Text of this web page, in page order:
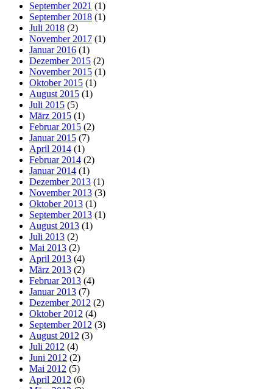
September 2021 (1)
September 2018 (1)
Juli 2018 (2)
November 2017 (1)
Januar 2016 (1)
Dezember 2015 (2)
November 2015 (1)
Oktober 2015 (1)
August 2015 (1)
Juli 2015 (5)
März 2015 (1)
Februar 2015 (2)
Januar 2015 (7)
April 2014 (1)
Februar 2014 (2)
Januar 2014 (1)
Dezember 2013 (1)
November 2013 (3)
Oktober 2013 (1)
September 2013 (1)
August 2013 (1)
Juli 2013 (2)
Mai 2013 (2)
April 2013 (4)
März 2013 (2)
Februar 2013 (4)
Januar 2013 (7)
Dezember 2012 (2)
Oktober 2012 (4)
September 2012 (3)
August 2012 (3)
Juli 2012 (4)
Juni 2012 (2)
Mai 2012 (5)
April 2012 (6)